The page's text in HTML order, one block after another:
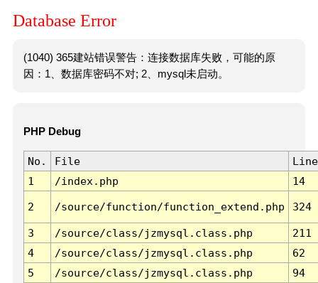
Database Error
(1040) 365建站错误警告：连接数据库失败，可能的原
因：1、数据库密码不对; 2、mysql未启动。
PHP Debug
No. File
Line
1
/index.php 14
2 /source/function/function_extend.php 324
3 /source/class/jzmysql.class.php
211
4
/source/class/jzmysql.class.php
62
5
/source/class/jzmysql.class.php
94